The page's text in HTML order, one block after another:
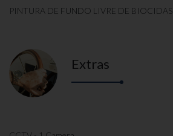
PINTURA DE FUNDO LIVRE DE BIOCIDAS
Extras